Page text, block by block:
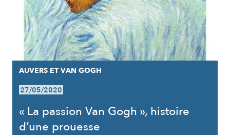
AUVERS ET VAN GOGH
27/05/2020
« La passion Van Gogh », histoire
d’une prouesse